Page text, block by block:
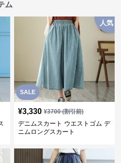
ム
SALE
人気
¥3,330 ¥3700(割引前)
デニムスカート ウエストゴム デ
ニムロングスカート